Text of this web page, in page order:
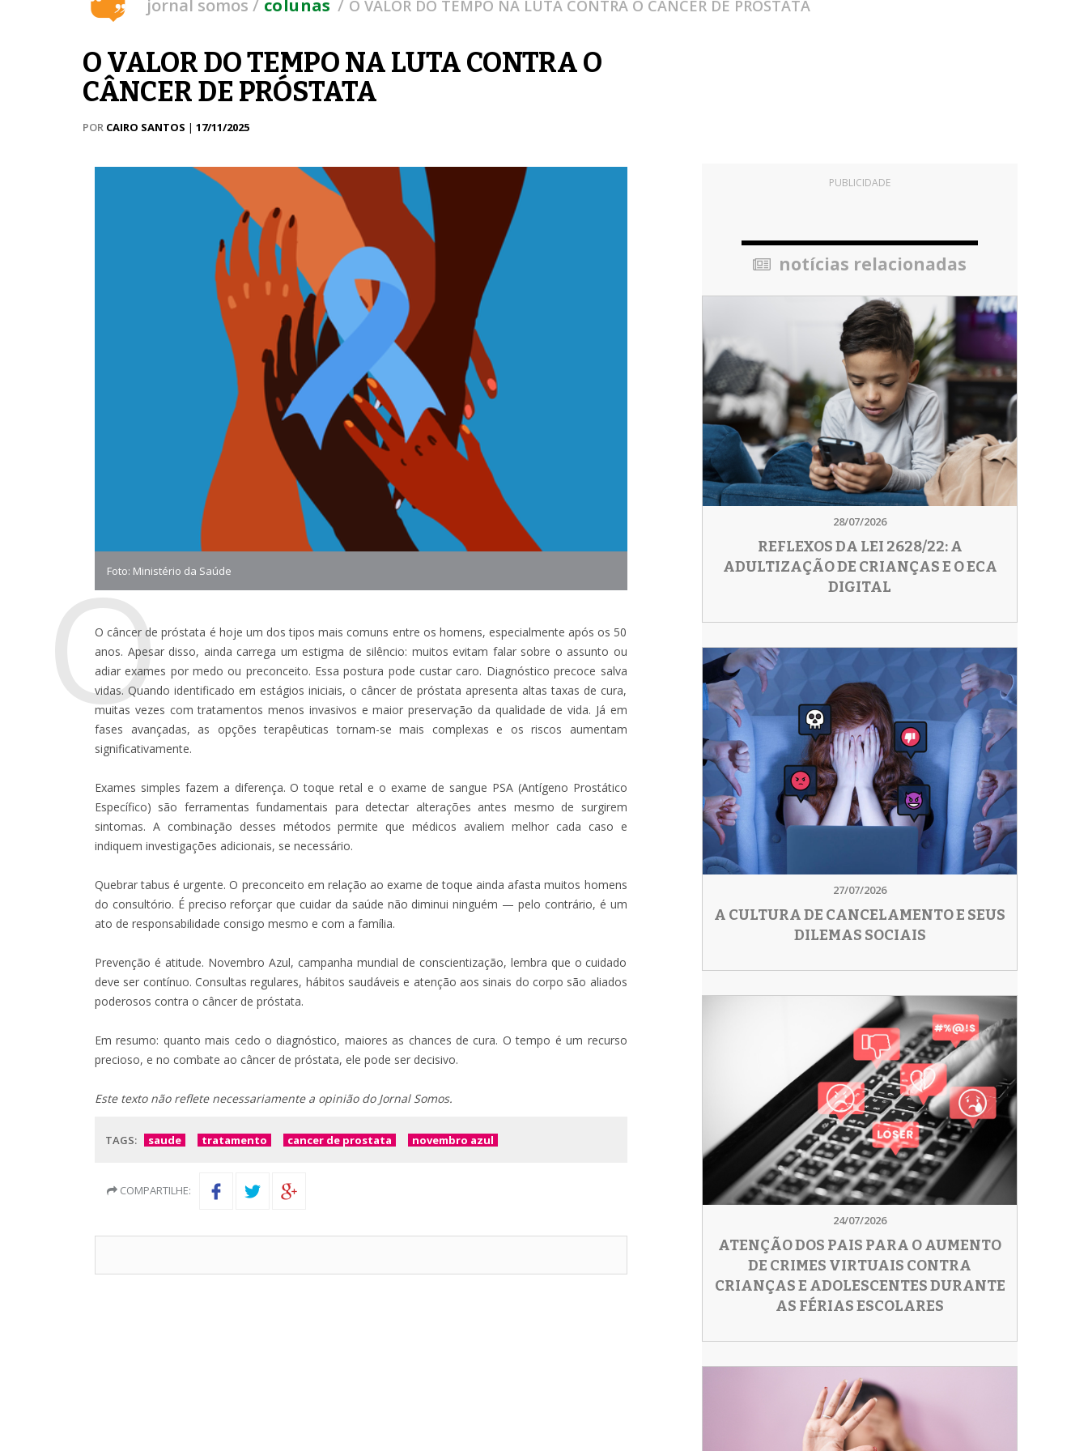
jornal somos colunas O VALOR DO TEMPO NA LUTA CONTRA O CÂNCER DE PRÓSTATA
O VALOR DO TEMPO NA LUTA CONTRA O
CÂNCER DE PRÓSTATA
POR CAIRO SANTOS | 17/11/2025
Foto: Ministério da Saúde
O
O câncer de próstata é hoje um dos tipos mais comuns entre os homens, especialmente após os 50
anos. Apesar disso, ainda carrega um estigma de silêncio: muitos evitam falar sobre o assunto ou
adiar exames por medo ou preconceito. Essa postura pode custar caro. Diagnóstico precoce salva
vidas. Quando identificado em estágios iniciais, o câncer de próstata apresenta altas taxas de cura,
muitas vezes com tratamentos menos invasivos e maior preservação da qualidade de vida. Já em
fases avançadas, as opções terapêuticas tornam-se mais complexas e os riscos aumentam
significativamente.
Exames simples fazem a diferença. O toque retal e o exame de sangue PSA (Antígeno Prostático
Específico) são ferramentas fundamentais para detectar alterações antes mesmo de surgirem
sintomas. A combinação desses métodos permite que médicos avaliem melhor cada caso e
indiquem investigações adicionais, se necessário.
Quebrar tabus é urgente. O preconceito em relação ao exame de toque ainda afasta muitos homens
do consultório. É preciso reforçar que cuidar da saúde não diminui ninguém — pelo contrário, é um
ato de responsabilidade consigo mesmo e com a família.
Prevenção é atitude. Novembro Azul, campanha mundial de conscientização, lembra que o cuidado
deve ser contínuo. Consultas regulares, hábitos saudáveis e atenção aos sinais do corpo são aliados
poderosos contra o câncer de próstata.
Em resumo: quanto mais cedo o diagnóstico, maiores as chances de cura. O tempo é um recurso
precioso, e no combate ao câncer de próstata, ele pode ser decisivo.
Este texto não reflete necessariamente a opinião do Jornal Somos.
TAGS: saude tratamento cancer de prostata novembro azul
COMPARTILHE:
PUBLICIDADE
notícias relacionadas
28/07/2026
REFLEXOS DA LEI 2628/22: A
ADULTIZAÇÃO DE CRIANÇAS E O ECA
DIGITAL
27/07/2026
A CULTURA DE CANCELAMENTO E SEUS
DILEMAS SOCIAIS
24/07/2026
ATENÇÃO DOS PAIS PARA O AUMENTO
DE CRIMES VIRTUAIS CONTRA
CRIANÇAS E ADOLESCENTES DURANTE
AS FÉRIAS ESCOLARES